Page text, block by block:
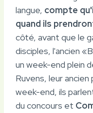
langue, compte
quand ils
côté, avant que le
disciples, l'ancien
un week-end plein
Ruvens, leur
week-end, ils
du concours et